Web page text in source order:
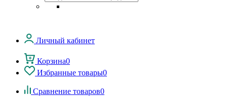
Личный кабинет
Корзина0
Избранные товары0
Сравнение товаров0